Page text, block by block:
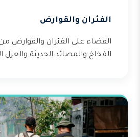
الفئران والقوارض
القضاء على الفئران والقوارض
الفخاخ والمصائد الحديثة والعزل